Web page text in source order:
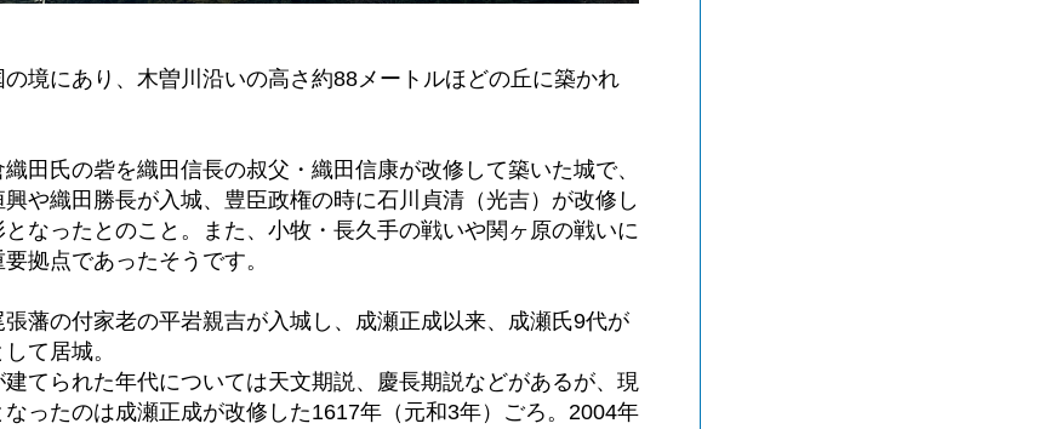
境にあり、木曽川沿いの高さ約88メートルほどの丘に築かれ
田氏の砦を織田信長の叔父・織田信康が改修して築いた城で、
や織田勝長が入城、豊臣政権の時に石川貞清（光吉）が改修し
なったとのこと。また、小牧・長久手の戦いや関ヶ原の戦いに
拠点であったそうです。
藩の付家老の平岩親吉が入城し、成瀬正成以来、成瀬氏9代が
て居城。
てられた年代については天文期説、慶長期説などがあるが、現
ったのは成瀬正成が改修した1617年（元和3年）ごろ。2004年